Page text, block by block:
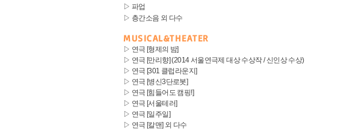
▷ 파업
▷ 층간소음 외 다수
MUSICAL&THEATER
▷ 연극 [형제의 밤]
▷ 연극 [만리향] (2014 서울연극제 대상 수상작 / 신인상 수상)
▷ 연극 [301 클럽라운지]
▷ 연극 [병신3단로봇]
▷ 연극 [힘들어도 캠핑!]
▷ 연극 [서울테러]
▷ 연극 [일주일]
▷ 연극 [칼맨] 외 다수